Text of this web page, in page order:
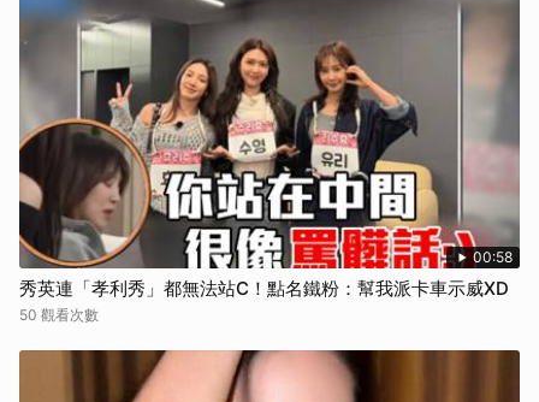
00:58
秀英連「孝利秀」都無法站C！點名鐵粉：幫我派卡車示威XD
50 觀看次數